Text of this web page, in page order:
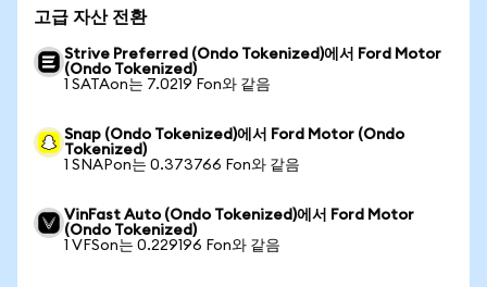
고급 자산 전환
Strive Preferred (Ondo Tokenized)에서 Ford Motor
(Ondo Tokenized)
1 SATAon는 7.0219 Fon와 같음
Snap (Ondo Tokenized)에서 Ford Motor (Ondo
Tokenized)
1 SNAPon는 0.373766 Fon와 같음
VinFast Auto (Ondo Tokenized)에서 Ford Motor
(Ondo Tokenized)
1 VFSon는 0.229196 Fon와 같음